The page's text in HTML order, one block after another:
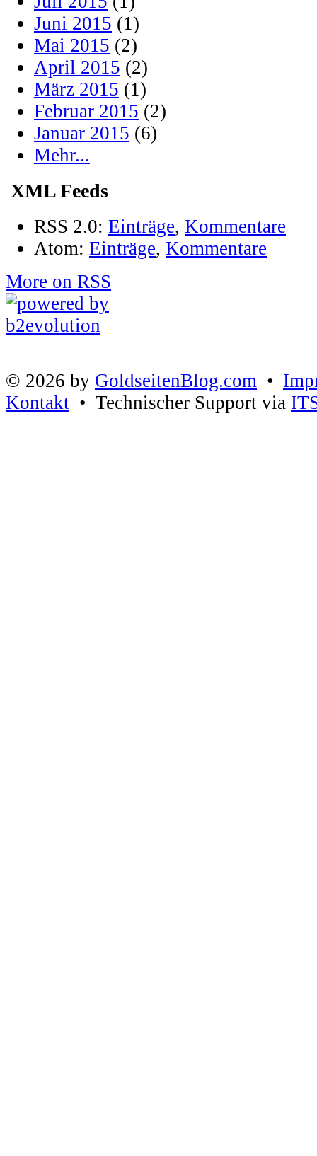
Juni 2015 (1)
Mai 2015 (2)
April 2015 (2)
März 2015 (1)
Februar 2015 (2)
Januar 2015 (6)
Mehr...
XML Feeds
RSS 2.0: Einträge, Kommentare
Atom: Einträge, Kommentare
More on RSS
© 2026 by GoldseitenBlog.com •
Kontakt • Technischer Support via